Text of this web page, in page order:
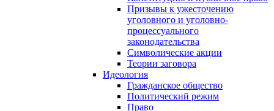
Призывы к ужесточению
уголовного и уголовно-
процессуального
законодательства
Символические акции
Теории заговора
Идеология
Гражданское общество
Политический режим
Право